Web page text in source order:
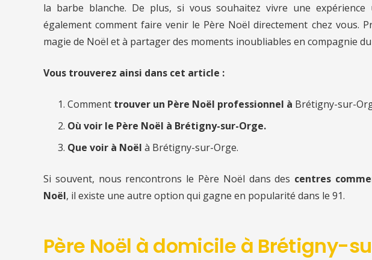
la barbe blanche. De plus, si vous souhaitez vivre une expérience
également comment faire venir le Père Noël directement chez vous.
magie de Noël et à partager des moments inoubliables en compagnie
Vous trouverez ainsi dans cet article :
Comment trouver un Père Noël professionnel à Brétigny-sur-
Où voir le Père Noël à Brétigny-sur-Orge.
Que voir à Noël à Brétigny-sur-Orge.
Si souvent, nous rencontrons le Père Noël dans des centres
Noël, il existe une autre option qui gagne en popularité dans le 91.
Père Noël à domicile à Brétigny-